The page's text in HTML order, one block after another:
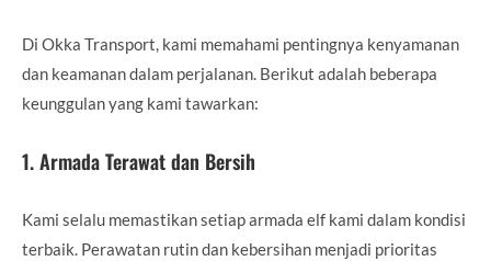
Di Okka Transport, kami memahami pentingnya kenyamanan
dan keamanan dalam perjalanan. Berikut adalah beberapa
keunggulan yang kami tawarkan:
1. Armada Terawat dan Bersih
Kami selalu memastikan setiap armada elf kami dalam kondisi
terbaik. Perawatan rutin dan kebersihan menjadi prioritas